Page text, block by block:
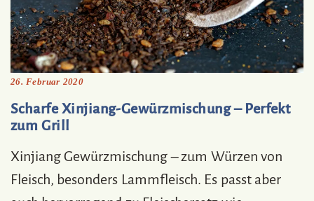
26. Februar 2020
Scharfe Xinjiang-Gewürzmischung – Perfekt
zum Grill
Xinjiang Gewürzmischung – zum Würzen von
Fleisch, besonders Lammfleisch. Es passt aber